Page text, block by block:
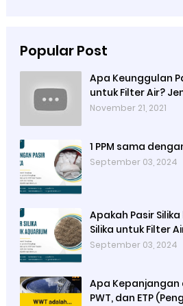
Popular Post
Apa Keunggulan
untuk Filter Air?
November 21, 2021
1 PPM sama
September 03, 2024
Apakah Pasir
Silika untuk Filter
Sudah Kotor
September 03, 2024
Apa Kepanjangan dari:
PWT, dan ETP